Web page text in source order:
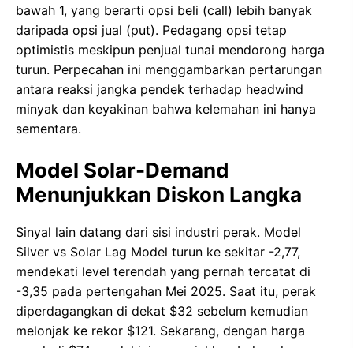
bawah 1, yang berarti opsi beli (call) lebih banyak
daripada opsi jual (put). Pedagang opsi tetap
optimistis meskipun penjual tunai mendorong harga
turun. Perpecahan ini menggambarkan pertarungan
antara reaksi jangka pendek terhadap headwind
minyak dan keyakinan bahwa kelemahan ini hanya
sementara.
Model Solar-Demand
Menunjukkan Diskon Langka
Sinyal lain datang dari sisi industri perak. Model
Silver vs Solar Lag Model turun ke sekitar -2,77,
mendekati level terendah yang pernah tercatat di
-3,35 pada pertengahan Mei 2025. Saat itu, perak
diperdagangkan di dekat $32 sebelum kemudian
melonjak ke rekor $121. Sekarang, dengan harga